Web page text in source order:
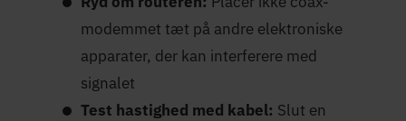
modemmet tæt på andre elektroniske
apparater, der kan interferere med
signalet
Test hastighed med kabel: Slut en